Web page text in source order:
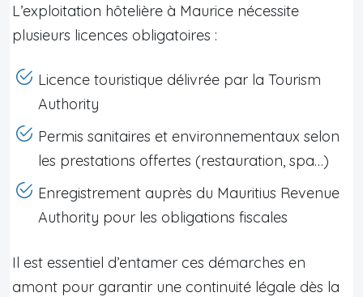
L’exploitation hôtelière à Maurice nécessite
plusieurs licences obligatoires :
Licence touristique délivrée par la Tourism
Authority
Permis sanitaires et environnementaux selon
les prestations offertes (restauration, spa…)
Enregistrement auprès du Mauritius Revenue
Authority pour les obligations fiscales
Il est essentiel d’entamer ces démarches en
amont pour garantir une continuité légale dès la